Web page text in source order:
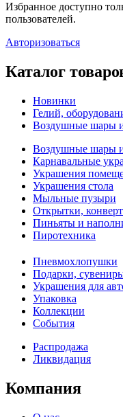
Избранное доступно
пользователей.
Авторизоваться
Каталог
Новинки
Гелий,
Воздушные шары
Воздушные шары
Карнавальные
Украшения
Украшения стола
Мыльные пузыри
Открытки,
Пиньяты и
Пиротехника
Пневмохлопушки
Подарки,
Украшения для
Упаковка
Коллекции
События
Распродажа
Ликвидация
Компания